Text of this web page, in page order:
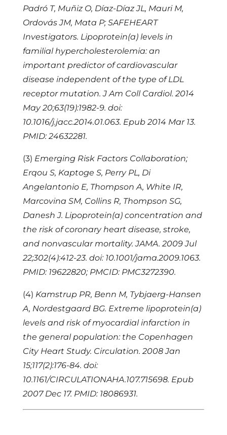
Padró T, Muñiz O, Díaz-Díaz JL, Mauri M,
Ordovás JM, Mata P; SAFEHEART
Investigators. Lipoprotein(a) levels in
familial hypercholesterolemia: an
important predictor of cardiovascular
disease independent of the type of LDL
receptor mutation. J Am Coll Cardiol. 2014
May 20;63(19):1982-9. doi:
10.1016/j.jacc.2014.01.063. Epub 2014 Mar 13.
PMID: 24632281.
(3) Emerging Risk Factors Collaboration;
Erqou S, Kaptoge S, Perry PL, Di
Angelantonio E, Thompson A, White IR,
Marcovina SM, Collins R, Thompson SG,
Danesh J. Lipoprotein(a) concentration and
the risk of coronary heart disease, stroke,
and nonvascular mortality. JAMA. 2009 Jul
22;302(4):412-23. doi: 10.1001/jama.2009.1063.
PMID: 19622820; PMCID: PMC3272390.
(4) Kamstrup PR, Benn M, Tybjaerg-Hansen
A, Nordestgaard BG. Extreme lipoprotein(a)
levels and risk of myocardial infarction in
the general population: the Copenhagen
City Heart Study. Circulation. 2008 Jan
15;117(2):176-84. doi:
10.1161/CIRCULATIONAHA.107.715698. Epub
2007 Dec 17. PMID: 18086931.